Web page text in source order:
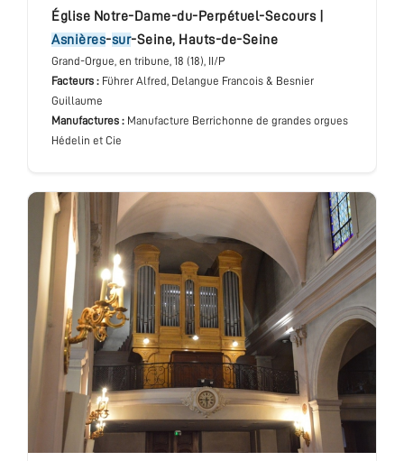
église Notre-Dame-du-Perpétuel-Secours|
Asnières-sur-Seine, Hauts-de-Seine
Grand-Orgue, en tribune, 18 (18), II/P
Facteurs : Führer Alfred, Delangue Francois & Besnier
Guillaume
Manufactures : Manufacture Berrichonne de grandes orgues
Hédelin et Cie